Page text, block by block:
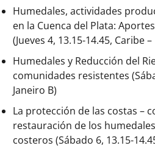
Humedales, actividades
en la Cuenca del Plata:
(Jueves 4, 13.15-14.45, Caribe
Humedales y Reducción del
comunidades resistentes
Janeiro B)
La protección de las costas –
restauración de los
costeros (Sábado 6, 13.15-